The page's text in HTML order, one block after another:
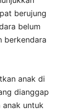
berujung
belum
berkendara
anak di
dianggap
anak untuk